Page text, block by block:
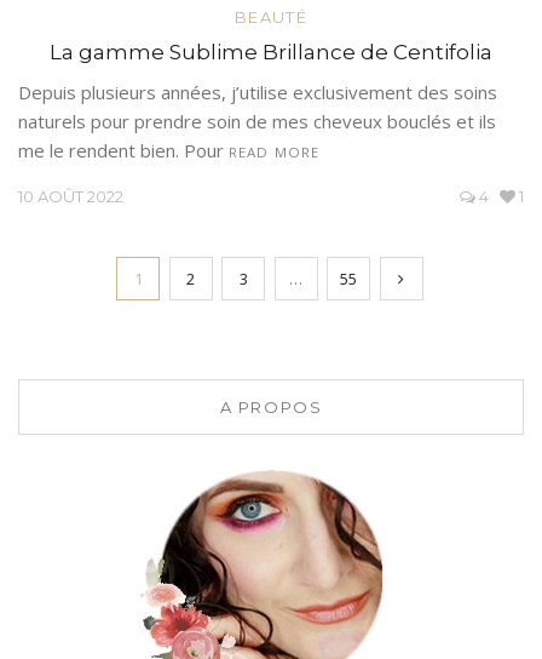
BEAUTÉ
La gamme Sublime Brillance de Centifolia
Depuis plusieurs années, j’utilise exclusivement des soins
naturels pour prendre soin de mes cheveux bouclés et ils
me le rendent bien. Pour READ MORE
10 AOÛT 2022 4 1
1 2 3 … 55
A PROPOS